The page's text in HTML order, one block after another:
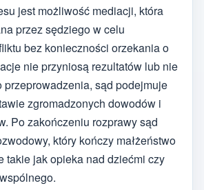
jest możliwość mediacji, która
przez sędziego w celu
bez konieczności orzekania o
nie przyniosą rezultatów lub nie
przeprowadzenia, sąd podejmuje
zgromadzonych dowodów i
Po zakończeniu rozprawy sąd
który kończy małżeństwo
takie jak opieka nad dziećmi czy